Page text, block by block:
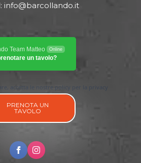
info@barcollando.it
Team Matteo Online
un tavolo?
accetta le nostre policy per la privacy
PRENOTA UN
TAVOLO